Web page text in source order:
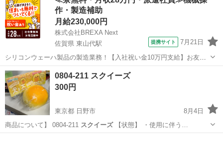
作・製造補助
月給230,000円
株式会社BREXA Next
佐賀県 東山代駅
提携サイト 7月21日
シリコンウェーハ製品の製造業務！【入社祝い金10万円支給】お友達
やカップルとの応募OK◎年間休日129日＆休出なしでプライベート充
実♪業務はクリーンルームで快適作業◎自社正社員登用制度あり★1食
300円～の格安食堂あり！《佐...
佐賀 伊万里市 その他
0804-211 スクイーズ
300円
東京都 日野市
8月4日
商品について】 0804-211 スクイーズ 【状態】 ・使用に伴う…